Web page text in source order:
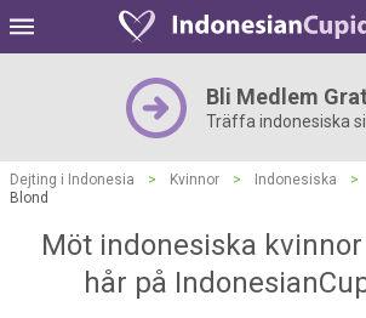
Bli Medlem
Träffa indonesiska
Dejting i Indonesia > Kvinnor > Indonesiska >
Blond
Möt indonesiska
hår på